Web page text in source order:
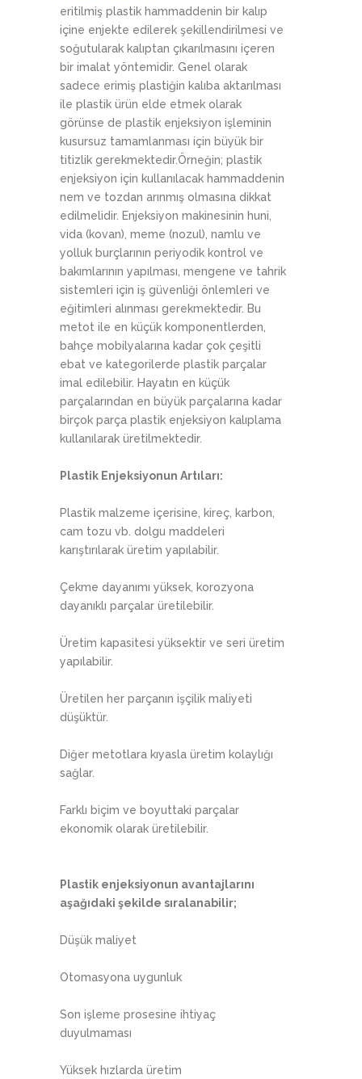
eritilmiş plastik hammaddenin bir kalıp
içine enjekte edilerek şekillendirilmesi ve
soğutularak kalıptan çıkarılmasını içeren
bir imalat yöntemidir. Genel olarak
sadece erimiş plastiğin kalıba aktarılması
ile plastik ürün elde etmek olarak
görünse de plastik enjeksiyon işleminin
kusursuz tamamlanması için büyük bir
titizlik gerekmektedir.Örneğin; plastik
enjeksiyon için kullanılacak hammaddenin
nem ve tozdan arınmış olmasına dikkat
edilmelidir. Enjeksiyon makinesinin huni,
vida (kovan), meme (nozul), namlu ve
yolluk burçlarının periyodik kontrol ve
bakımlarının yapılması, mengene ve tahrik
sistemleri için iş güvenliği önlemleri ve
eğitimleri alınması gerekmektedir. Bu
metot ile en küçük komponentlerden,
bahçe mobilyalarına kadar çok çeşitli
ebat ve kategorilerde plastik parçalar
imal edilebilir. Hayatın en küçük
parçalarından en büyük parçalarına kadar
birçok parça plastik enjeksiyon kalıplama
kullanılarak üretilmektedir.
Plastik Enjeksiyonun Artıları:
Plastik malzeme içerisine, kireç, karbon,
cam tozu vb. dolgu maddeleri
karıştırılarak üretim yapılabilir.
Çekme dayanımı yüksek, korozyona
dayanıklı parçalar üretilebilir.
Üretim kapasitesi yüksektir ve seri üretim
yapılabilir.
Üretilen her parçanın işçilik maliyeti
düşüktür.
Diğer metotlara kıyasla üretim kolaylığı
sağlar.
Farklı biçim ve boyuttaki parçalar
ekonomik olarak üretilebilir.
Plastik enjeksiyonun avantajlarını
aşağıdaki şekilde sıralanabilir;
Düşük maliyet
Otomasyona uygunluk
Son işleme prosesine ihtiyaç
duyulmaması
Yüksek hızlarda üretim